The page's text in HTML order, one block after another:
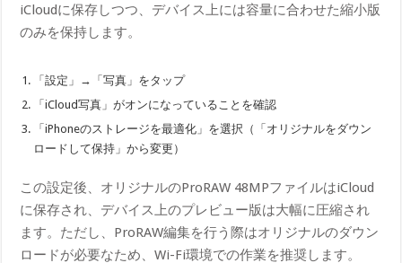
iCloudに保存しつつ、デバイス上には容量に合わせた縮小版
のみを保持します。
「設定」→「写真」をタップ
「iCloud写真」がオンになっていることを確認
「iPhoneのストレージを最適化」を選択（「オリジナルをダウン
ロードして保持」から変更）
この設定後、オリジナルのProRAW 48MPファイルはiCloud
に保存され、デバイス上のプレビュー版は大幅に圧縮され
ます。ただし、ProRAW編集を行う際はオリジナルのダウン
ロードが必要なため、Wi-Fi環境での作業を推奨します。